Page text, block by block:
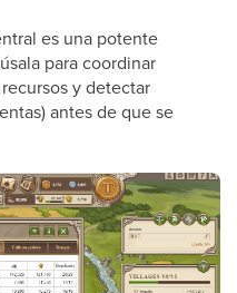
es una potente
para coordinar
y detectar
antes de que se